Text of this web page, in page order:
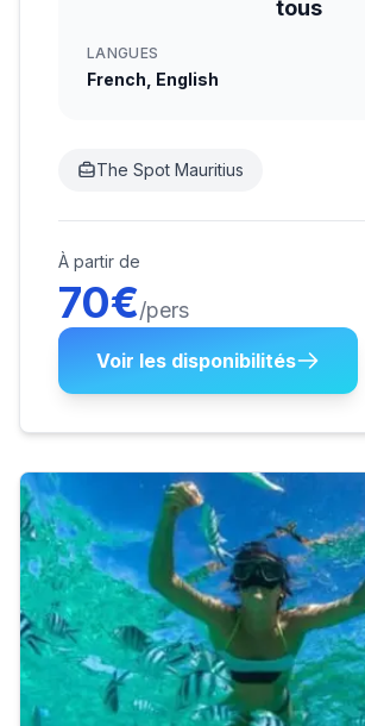
tous
LANGUES
French, English
The Spot Mauritius
À partir de
70€/pers
Voir les disponibilités